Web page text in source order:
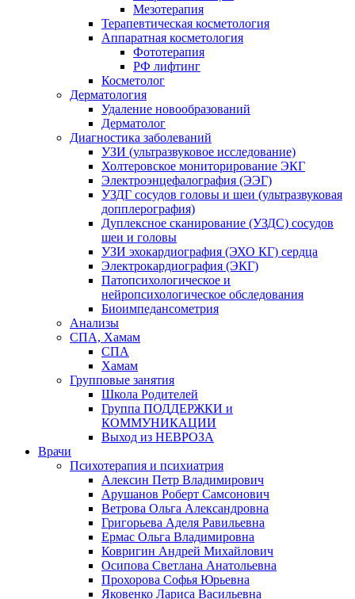
Мезотерапия
Терапевтическая косметология
Аппаратная косметология
Фототерапия
РФ лифтинг
Косметолог
Дерматология
Удаление новообразований
Дерматолог
Диагностика заболеваний
УЗИ (ультразвуковое исследование)
Холтеровское мониторирование ЭКГ
Электроэнцефалография (ЭЭГ)
УЗДГ сосудов головы и шеи (ультразвуковая
допплерография)
Дуплексное сканирование (УЗДС) сосудов
шеи и головы
УЗИ эхокардиография (ЭХО КГ) сердца
Электрокардиография (ЭКГ)
Патопсихологическое и
нейропсихологическое обследования
Биоимпедансометрия
Анализы
СПА, Хамам
СПА
Хамам
Групповые занятия
Школа Родителей
Группа ПОДДЕРЖКИ и
КОММУНИКАЦИИ
Выход из НЕВРОЗА
Врачи
Психотерапия и психиатрия
Алексин Петр Владимирович
Арушанов Роберт Самсонович
Ветрова Ольга Александровна
Григорьева Аделя Равильевна
Ермас Ольга Владимировна
Ковригин Андрей Михайлович
Осипова Светлана Анатольевна
Прохорова Софья Юрьевна
Яковенко Лариса Васильевна